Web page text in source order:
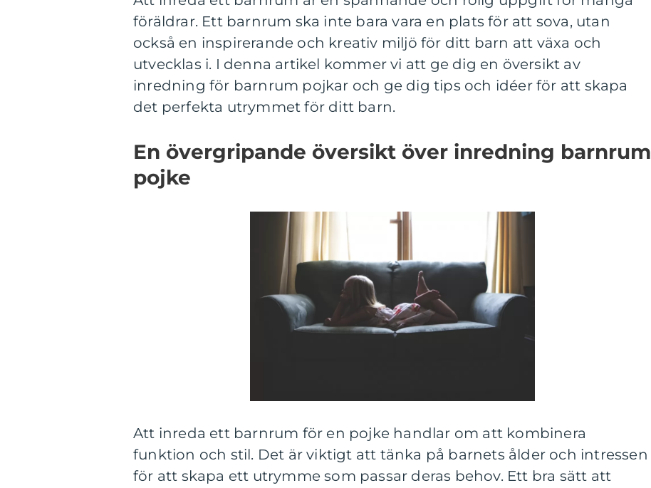
föräldrar. Ett barnrum ska inte bara vara en plats för att sova, utan
också en inspirerande och kreativ miljö för ditt barn att växa och
utvecklas i. I denna artikel kommer vi att ge dig en översikt av
inredning för barnrum pojkar och ge dig tips och idéer för att skapa
det perfekta utrymmet för ditt barn.
En övergripande översikt över inredning barnrum
pojke
Att inreda ett barnrum för en pojke handlar om att kombinera
funktion och stil. Det är viktigt att tänka på barnets ålder och intressen
för att skapa ett utrymme som passar deras behov. Ett bra sätt att